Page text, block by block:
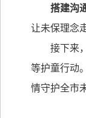
搭建沟
让未保理念
接下来
等护童行动
情守护全市